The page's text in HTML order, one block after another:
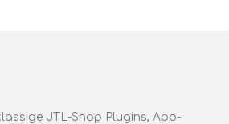
JTL-Shop Plugins, App-